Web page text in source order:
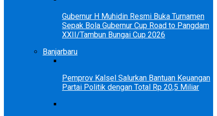
Gubernur H Muhidin Resmi Buka Turnamen
Sepak Bola Gubernur Cup Road to Pangdam
XXII/Tambun Bungai Cup 2026
Banjarbaru
Pemprov Kalsel Salurkan Bantuan Keuangan
Partai Politik dengan Total Rp 20,5 Miliar